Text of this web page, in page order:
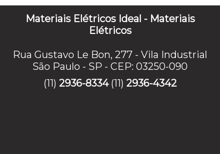
Materiais Elétricos Ideal - Materiais
Elétricos
Rua Gustavo Le Bon, 277 - Vila Industrial
São Paulo - SP - CEP: 03250-090
(11) 2936-8334 (11) 2936-4342